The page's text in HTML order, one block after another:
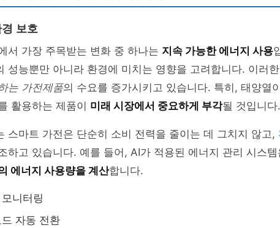
보호
서 가장 주목받는 변화 중 하나는 지속 가능한 에너지 사용
성능뿐만 아니라 환경에 미치는 영향을 고려합니다. 이러
는 가전제품의 수요를 증가시키고 있습니다. 특히, 태양열
활용하는 제품이 미래 시장에서 중요하게 부각될 것입니다.
스마트 가전은 단순히 소비 전력을 줄이는 데 그치지 않고,
하고 있습니다. 예를 들어, AI가 적용된 에너지 관리 시스
에너지 사용량을 계산합니다.
니터링
자동 전환